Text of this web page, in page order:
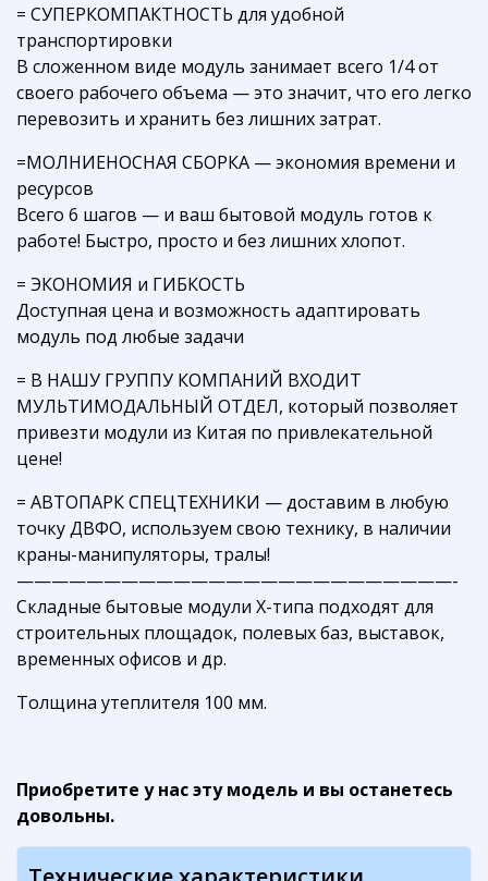
= СУПЕРКОМПАКТНОСТЬ для удобной
транспортировки
В сложенном виде модуль занимает всего 1/4 от
своего рабочего объема — это значит, что его легко
перевозить и хранить без лишних затрат.
=МОЛНИЕНОСНАЯ СБОРКА — экономия времени и
ресурсов
Всего 6 шагов — и ваш бытовой модуль готов к
работе! Быстро, просто и без лишних хлопот.
= ЭКОНОМИЯ и ГИБКОСТЬ
Доступная цена и возможность адаптировать
модуль под любые задачи
= В НАШУ ГРУППУ КОМПАНИЙ ВХОДИТ
МУЛЬТИМОДАЛЬНЫЙ ОТДЕЛ, который позволяет
привезти модули из Китая по привлекательной
цене!
= АВТОПАРК СПЕЦТЕХНИКИ — доставим в любую
точку ДВФО, используем свою технику, в наличии
краны-манипуляторы, тралы!
—————————————————————————-
Складные бытовые модули Х-типа подходят для
строительных площадок, полевых баз, выставок,
временных офисов и др.
Толщина утеплителя 100 мм.
Приобретите у нас эту модель и вы останетесь
довольны.